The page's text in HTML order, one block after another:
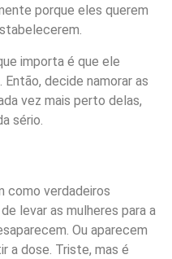
porque eles querem
importa é que ele
decide namorar as
vez mais perto delas,
sério.
como verdadeiros
levar as mulheres para a
Ou aparecem
a dose. Triste, mas é